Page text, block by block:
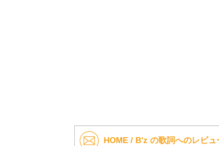
HOME / B'z の歌詞へのレビュ